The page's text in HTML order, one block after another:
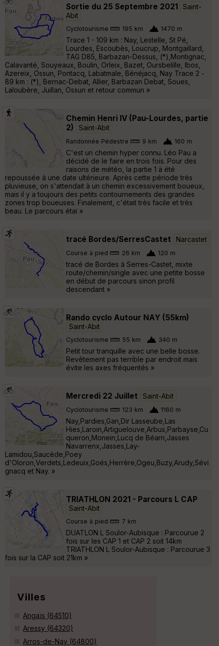
Sortie du 25 Septembre 2021
Saint-
Abit
Cyclotourisme 195 km 1470 m
Trace 1 - 109 km : Nay, Lestelle, St Pé,
Lourdes, Escoubès, Loucrup, Montgaillard,
TAG D85, Barbazan-Dessus, (*),Montignac,
Calavanté, Souyeaux, Boulin, Orleix, Bazet, Oursbelille, Ibos,
Azereix, Ossun, Pontacq, Labatmale, Bénéjacq, Nay Trace 2 -
89 km : (*), Bernac-Debat, Allier, Barbazan Debat, Soues,
Laloubère, Juillan, Ossun et retour commun »
Chemin Henri IV (Pau-Lourdes, partie
2)
Saint-Abit
Randonnée Pédestre 9 km 160 m
C'est un chemin hyper connu. Léo Pau a
décidé de le faire en trois fois. Pour des
raisons de météo, la partie 1 à été
repoussée à une date ultérieure. Après cette période très
pluvieuse, on s'attendait à un chemin excessivement boueux,
mais il y a toujours des petits contournements des grandes
zones trop boueuses. Finalement, c'était très facile et très
beau. Le parcours étai »
tracé Bordes/SerresCastet Narcastet
Course à pied 26 km 120 m
tracé de Bordes à Serres-Castet, mixte
route/chemin/single avec une petite bosse
en début de parcours sinon profil
descendant »
Rando cyclo Autour NAY (55km)
Saint-Abit
Cyclotourisme 55 km 340 m
Petit tour tranquille avec une belle bosse.
Revêtement pas terrible par endroit mais
évite les axes fréquentés »
Mercredi 22 Juillet Saint-Abit
Cyclotourisme 123 km 1160 m
Nay,Pardies,Gan,Dir Lasseube,Las
Hies,Laroin,Artiguelouve,Arbus,Parbayse,Cu
queron,Monein,Lucq de Béarn,Jasses
Navarrenx,Jasses,Lay-
Lamidou,Saucède,Poey
d'Oloron,Verdets,Ledeuix,Goés,Herrère,Ogeu,Buzy,Arudy,Sévi
gnacq et Nay. »
TRIATHLON 2021 - Parcours L CAP
Saint-Abit
Course à pied 7 km
DUATLON L Soulor-Aubisque : Parcourue 2
fois sur les CAP 1 et CAP 2 soit 14km
TRIATHLON L Soulor-Aubisque : Parcourue 3
fois sur la CAP soit 21km »
Villes
Angaïs (64510)
Aressy (64320)
Arros-de-Nay (64800)